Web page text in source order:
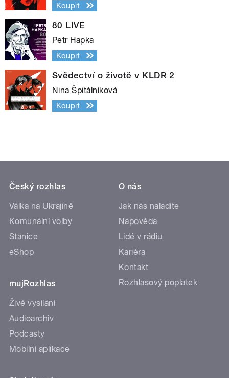
Koupit
80 LIVE
Petr Hapka
Koupit
Svědectví o životě v KLDR 2
Nina Špitálníková
Koupit
Český rozhlas
Válka na Ukrajině
Komunální volby
Stanice
eShop
mujRozhlas
Živé vysílání
Audioarchiv
Podcasty
Mobilní aplikace
O nás
Jak nás naladíte
Nápověda
Lidé v rádiu
Kariéra
Kontakt
Rozhlasový poplatek